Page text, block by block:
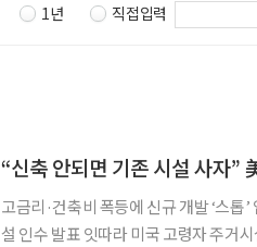
1년 직접입력
“신축 안되면 기존 시설 사자”
고금리·건축비 폭등에 신규 개발 ‘스톱’ 입주율 90% 육박, 신규는 0.4% 증가 7월 들어 우량시
설 인수 발표 잇따라 미국 고령자 주거시설 시장에 지각변동이 나타나고 있다. 고령화로 입주